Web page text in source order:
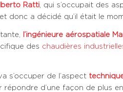
Ratti, qui s’occupait des
donc a décidé qu’il était le
l’ingénieure aérospatiale
des chaudières
s’occuper de l’aspect
d’une façon de plus